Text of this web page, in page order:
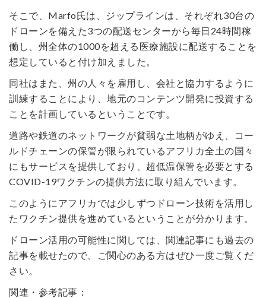
そこで、Marfo氏は、ジップラインは、それぞれ30台の
ドローンを備えた3つの配送センターから毎日24時間稼
働し、州全体の1000を超える医療施設に配送することを
想定していると付け加えました。
同社はまた、州の人々を雇用し、会社と協力するように
訓練することにより、地元のコンテンツ開発に投資する
ことを計画しているということです。
道路や鉄道のネットワークが貧弱な土地柄がゆえ、コー
ルドチェーンの保管が限られているアフリカ全土の国々
にもサービスを提供しており、超低温保管を必要とする
COVID-19ワクチンの提供方法に取り組んでいます。
このようにアフリカでは少しずつドローン技術を活用し
たワクチン提供を進めているということが分かります。
ドローン活用の可能性に関しては、関連記事にも過去の
記事を載せたので、ご関心のある方はぜひ一度ご覧くだ
さい。
関連・参考記事：